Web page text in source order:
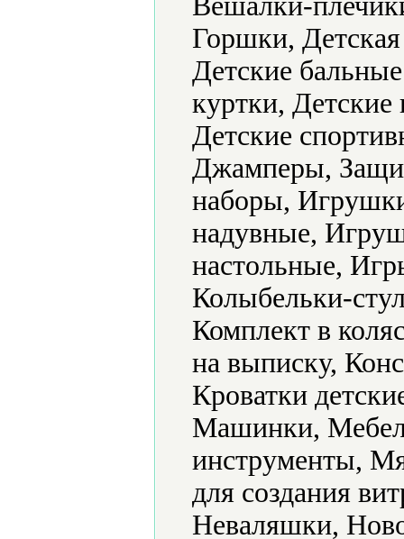
Горшки,
Детские
куртки, Детские
Детские
Джамперы,
наборы,
надувные,
настольные,
Колыбельки-
Комплект в
на выписку,
Кроватки
Машинки,
инструменты,
для создания
Неваляшки,